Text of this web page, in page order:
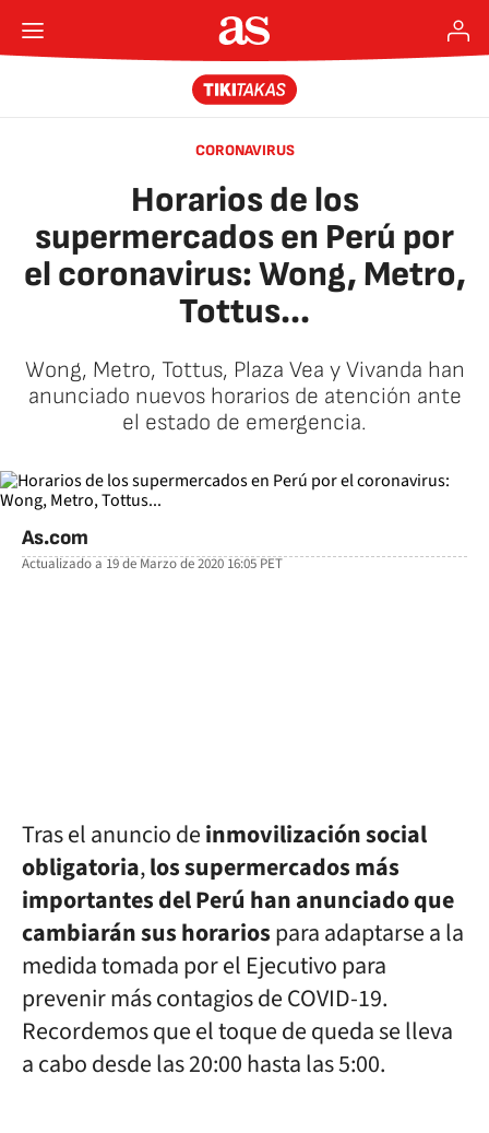
CORONAVIRUS
Horarios de los
supermercados en Perú por
el coronavirus: Wong, Metro,
Tottus...
Wong, Metro, Tottus, Plaza Vea y Vivanda han
anunciado nuevos horarios de atención ante
el estado de emergencia.
As.com
Actualizado a19 de Marzo de 2020 16:05PET
Tras el anuncio deinmovilización social
obligatoria,los supermercados más
importantes del Perú han anunciado que
cambiarán sus horariospara adaptarse a la
medida tomada por el Ejecutivo para
prevenir más contagios de COVID-19.
Recordemos que el toque de queda se lleva
a cabo desde las 20:00 hasta las 5:00.